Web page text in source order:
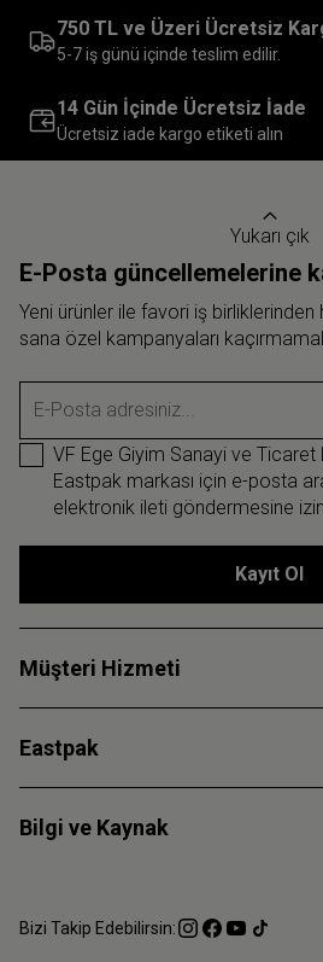
750 TL ve Üzeri Ücretsiz
5-7 iş günü içinde teslim edilir.
14 Gün İçinde Ücretsiz İade
Ücretsiz iade kargo etiketi alın
Yukarı çık
E-Posta güncellemelerine
Yeni ürünler ile favori iş
sana özel kampanyaları
E-Posta adresiniz...
VF Ege Giyim Sanayi ve Ticaret
Eastpak markası için e-posta
elektronik ileti göndermesine
Kayıt Ol
Müşteri Hizmeti
Eastpak
Bilgi ve Kaynak
Bizi Takip Edebilirsin: